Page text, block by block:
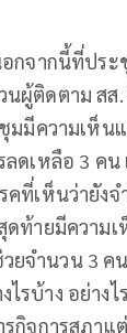
กจากนี้ที่ประ
นผู้ติดตาม สส
มีความเห็น
ลดเหลือ 3 ค
คที่เห็นว่ายังจ
ดท้ายมีความ
ยจำนวน 3 ค
รบ้าง อย่าง
รกิจการสภาแ